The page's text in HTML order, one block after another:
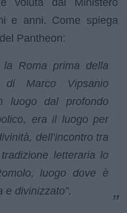
voluta dal Ministero
e anni. Come spiega
Pantheon:
la Roma prima della
Marco Vipsanio
luogo dal profondo
era il luogo per
dell’incontro tra
letteraria lo
luogo dove è
e divinizzato”.